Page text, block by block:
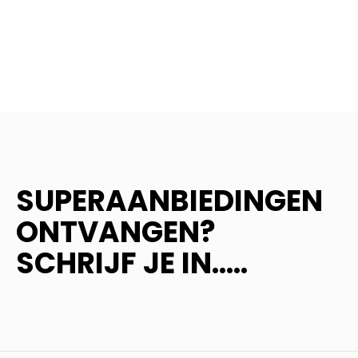
SUPERAANBIEDINGEN
ONTVANGEN?
SCHRIJF JE IN.....